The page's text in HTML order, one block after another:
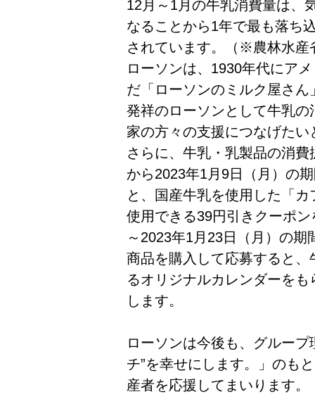
12月～1月の牛乳消費量は、
なることから1年で最も落ち
されています。（※農林水産
ローソンは、1930年代にア
だ「ローソンのミルク屋さ
発祥のローソンとして牛乳
家の方々の支援につなげた
さらに、牛乳・乳製品の消
から2023年1月9日（月）の
と、国産牛乳を使用した「
使用できる39円引きクーポ
～2023年1月23日（月）の
商品を購入して応募すると
るオリジナルカレンダーを
します。
ローソンは今後も、グルー
チ”を幸せにします。」のも
産者を応援してまいります。